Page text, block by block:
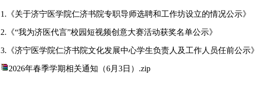
1.《关于济宁医学院仁济书院专职导师选聘和工作坊设立的情况公示》
2.《“我为济医代言”校园短视频创意大赛活动获奖名单公示》
3.《济宁医学院仁济书院文化发展中心学生负责人及工作人员任前公示》
2026年春季学期相关通知（6月3日）.zip